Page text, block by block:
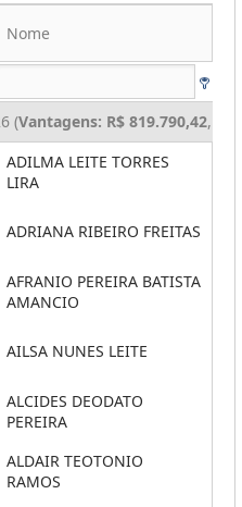
Nome
(Vantagens: R$ 819.790,42,
ADILMA LEITE TORRES
LIRA
ADRIANA RIBEIRO FREITAS
AFRANIO PEREIRA BATISTA
AMANCIO
AILSA NUNES LEITE
ALCIDES DEODATO
PEREIRA
ALDAIR TEOTONIO
RAMOS